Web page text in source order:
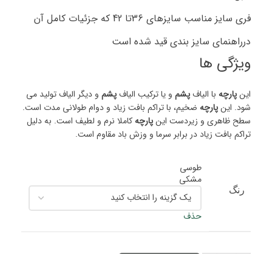
فری سایز مناسب سایزهای 36تا 42 که جزئیات کامل آن
درراهنمای سایز بندی قید شده است
ویژگی ها
اینپارچه با الیافپشم و یا ترکیب الیافپشم و دیگر الیاف تولید می
شود. اینپارچه ضخیم، با تراکم بافت زیاد و دوام طولانی مدت است.
سطح ظاهری و زیردست اینپارچهکاملا نرم و لطیف است. به دلیل
تراکم بافت زیاد در برابر سرما و وزش باد مقاوم است.
رنگ
طوسی
مشکی
حذف